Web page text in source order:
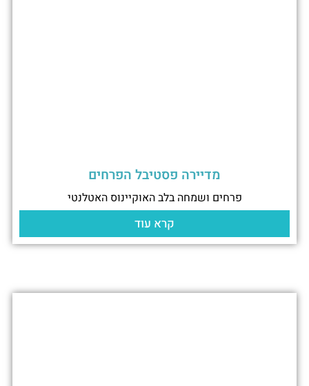
מדיירה פסטיבל הפרחים
פרחים ושמחה בלב האוקיינוס האטלנטי
קרא עוד